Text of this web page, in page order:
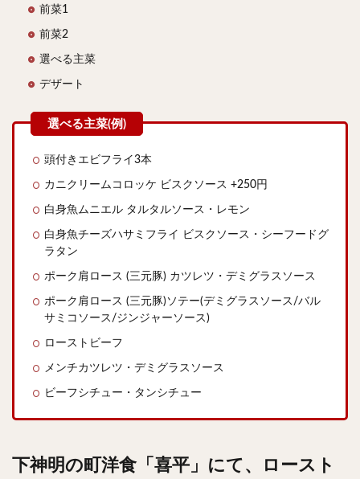
前菜1
前菜2
選べる主菜
デザート
頭付きエビフライ3本
カニクリームコロッケ ビスクソース +250円
白身魚ムニエル タルタルソース・レモン
白身魚チーズハサミフライ ビスクソース・シーフードグ
ラタン
ポーク肩ロース (三元豚) カツレツ・デミグラスソース
ポーク肩ロース (三元豚)ソテー(デミグラスソース/バル
サミコソース/ジンジャーソース)
ローストビーフ
メンチカツレツ・デミグラスソース
ビーフシチュー・タンシチュー
下神明の町洋食「喜平」にて、ロースト